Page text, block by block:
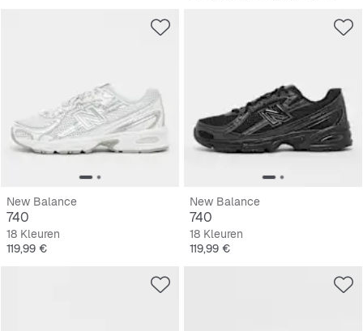
New Balance
740
18 Kleuren
Prijs
119,99 €
New Balance
740
18 Kleuren
Prijs
119,99 €